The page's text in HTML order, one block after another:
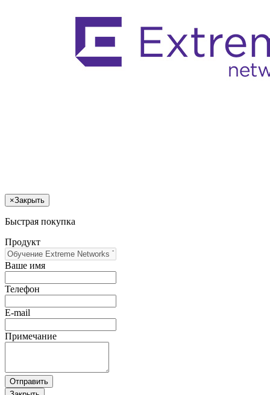
×Закрыть
Быстрая покупка
Продукт
Ваше имя
Телефон
E-mail
Примечание
Отправить